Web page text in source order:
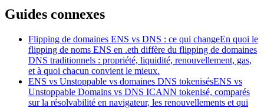
Guides connexes
Flipping de domaines ENS vs DNS : ce qui changeEn quoi le
flipping de noms ENS en .eth diffère du flipping de domaines
DNS traditionnels : propriété, liquidité, renouvellement, gas,
et à quoi chacun convient le mieux.
ENS vs Unstoppable vs domaines DNS tokenisésENS vs
Unstoppable Domains vs DNS ICANN tokenisé, comparés
sur la résolvabilité en navigateur, les renouvellements et qui